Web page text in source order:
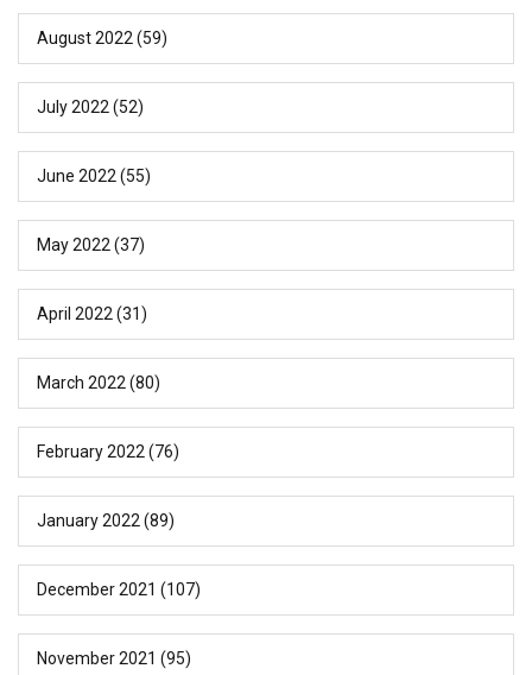
August 2022 (59)
July 2022 (52)
June 2022 (55)
May 2022 (37)
April 2022 (31)
March 2022 (80)
February 2022 (76)
January 2022 (89)
December 2021 (107)
November 2021 (95)